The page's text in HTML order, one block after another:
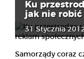
Ku
jak nie robić
31 Stycznia
Samorządy coraz